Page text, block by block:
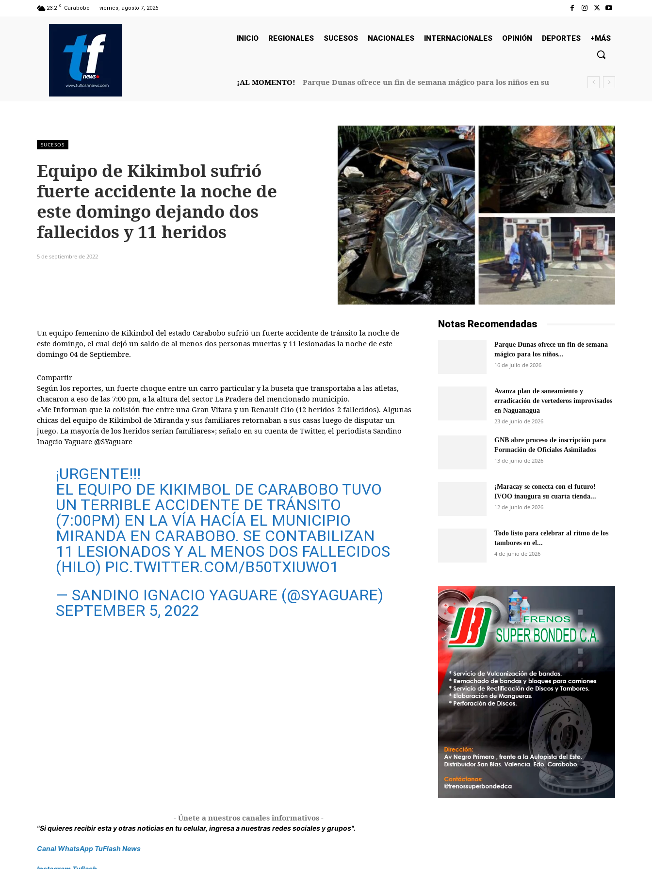
23.2 C Carabobo viernes, agosto 7, 2026
INICIO REGIONALES SUCESOS NACIONALES INTERNACIONALES OPINIÓN DEPORTES +MÁS
¡AL MOMENTO!
Parque Dunas ofrece un fin de semana mágico para los niños en su
SUCESOS
Equipo de Kikimbol sufrió
fuerte accidente la noche de
este domingo dejando dos
fallecidos y 11 heridos
5 de septiembre de 2022
Un equipo femenino de Kikimbol del estado Carabobo sufrió un fuerte accidente de tránsito la noche de
este domingo, el cual dejó un saldo de al menos dos personas muertas y 11 lesionadas la noche de este
domingo 04 de Septiembre.
Compartir
Según los reportes, un fuerte choque entre un carro particular y la buseta que transportaba a las atletas,
chacaron a eso de las 7:00 pm, a la altura del sector La Pradera del mencionado municipio.
«Me Informan que la colisión fue entre una Gran Vitara y un Renault Clio (12 heridos-2 fallecidos). Algunas
chicas del equipo de Kikimbol de Miranda y sus familiares retornaban a sus casas luego de disputar un
juego. La mayoría de los heridos serían familiares»; señalo en su cuenta de Twitter, el periodista Sandino
Inagcio Yaguare @SYaguare
¡URGENTE!!!
EL EQUIPO DE KIKIMBOL DE CARABOBO TUVO
UN TERRIBLE ACCIDENTE DE TRÁNSITO
(7:00PM) EN LA VÍA HACÍA EL MUNICIPIO
MIRANDA EN CARABOBO. SE CONTABILIZAN
11 LESIONADOS Y AL MENOS DOS FALLECIDOS
(HILO) PIC.TWITTER.COM/B50TXIUWO1
— SANDINO IGNACIO YAGUARE (@SYAGUARE)
SEPTEMBER 5, 2022
Notas Recomendadas
Parque Dunas ofrece un fin de semana
mágico para los niños...
16 de julio de 2026
Avanza plan de saneamiento y
erradicación de vertederos improvisados
en Naguanagua
23 de junio de 2026
GNB abre proceso de inscripción para
Formación de Oficiales Asimilados
13 de junio de 2026
¡Maracay se conecta con el futuro!
IVOO inaugura su cuarta tienda...
12 de junio de 2026
Todo listo para celebrar al ritmo de los
tambores en el...
4 de junio de 2026
- Únete a nuestros canales informativos -
"Si quieres recibir esta y otras noticias en tu celular, ingresa a nuestras redes sociales y grupos".
Canal WhatsApp TuFlash News